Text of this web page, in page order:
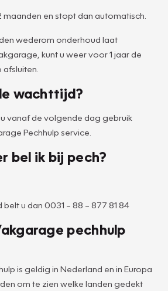
maanden en stopt dan automatisch.
wederom onderhoud laat
kunt u weer voor 1 jaar de
wachttijd?
vanaf de volgende dag gebruik
Pechhulp service.
bel ik bij pech?
u dan 0031 – 88 – 877 81 84
pechhulp
is geldig in Nederland en in Europa
om te zien welke landen gedekt